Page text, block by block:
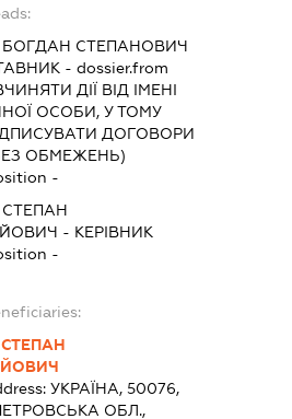
СТЕПАНОВИЧ
- dossier.from
ДІЇ ВІД ІМЕНІ
ОСОБИ, У ТОМУ
ДОГОВОРИ
ОБМЕЖЕНЬ)
-
- КЕРІВНИК
-
УКРАЇНА, 50076,
ОБЛ.,